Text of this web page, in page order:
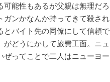
可能性もあるが父親は無理だ
ガンかなんか持ってきて殺さ
とバイト先の同僚にして信頼
がどうにかして旅費工面。ニ
ぜってことで二人はニューヨ